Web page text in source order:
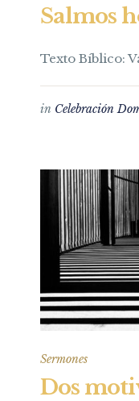
Salmos
Texto Bíblico:
in Celebración
Sermones
Dos